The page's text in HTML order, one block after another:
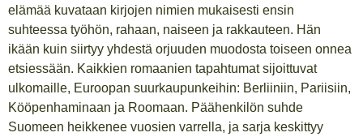
elämää kuvataan kirjojen nimien mukaisesti ensin
suhteessa työhön, rahaan, naiseen ja rakkauteen. Hän
ikään kuin siirtyy yhdestä orjuuden muodosta toiseen onnea
etsiessään. Kaikkien romaanien tapahtumat sijoittuvat
ulkomaille, Euroopan suurkaupunkeihin: Berliiniin, Pariisiin,
Kööpenhaminaan ja Roomaan. Päähenkilön suhde
Suomeen heikkenee vuosien varrella, ja sarja keskittyy